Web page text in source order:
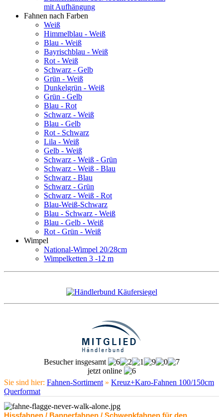
mit Aufhängung
Fahnen nach Farben
Weiß
Himmelblau - Weiß
Blau - Weiß
Bayrischblau - Weiß
Rot - Weiß
Schwarz - Gelb
Grün - Weiß
Dunkelgrün - Weiß
Grün - Gelb
Blau - Rot
Schwarz - Weiß
Blau - Gelb
Rot - Schwarz
Lila - Weiß
Gelb - Weiß
Schwarz - Weiß - Grün
Schwarz - Weiß - Blau
Schwarz - Blau
Schwarz - Grün
Schwarz - Weiß - Rot
Blau-Weiß-Schwarz
Blau - Schwarz - Weiß
Blau - Gelb - Weiß
Rot - Grün - Weiß
Wimpel
National-Wimpel 20/28cm
Wimpelketten 3 -12 m
Besucher insgesamt
jetzt online
Sie sind hier: Fahnen-Sortiment » Kreuz+Karo-Fahnen 100/150cm
Querformat
Hissfahnen / Bannerfahnen / Schwenkfahnen für den